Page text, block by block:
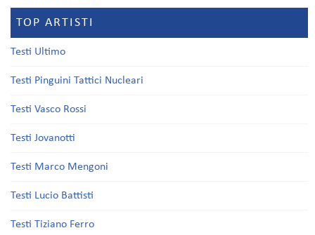
TOP ARTISTI
Testi Ultimo
Testi Pinguini Tattici Nucleari
Testi Vasco Rossi
Testi Jovanotti
Testi Marco Mengoni
Testi Lucio Battisti
Testi Tiziano Ferro